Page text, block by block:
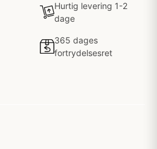
Hurtig levering 1-2
dage
365 dages
fortrydelsesret